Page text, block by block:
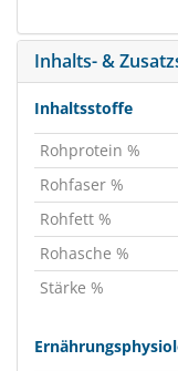
Inhalts- &
Inhaltsstoffe
Rohprotein %
Rohfaser %
Rohfett %
Rohasche %
Stärke %